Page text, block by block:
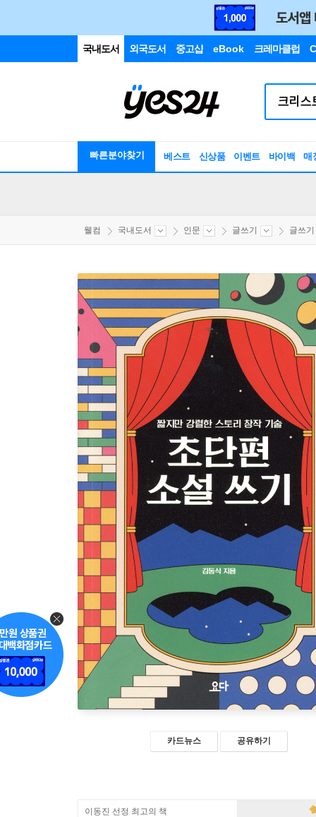
국내도서 외국도서 중고샵 eBook 크레마클럽
빠른분야찾기 베스트 신상품 이벤트 바이백 매
웰컴 국내도서 인문 글쓰기 글쓰
카드뉴스 공유하기
이동진 선정 최고의 책